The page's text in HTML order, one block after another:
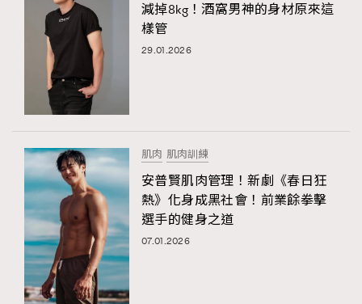
減掉8kg！酒窩男神的身材原來這
樣管
29.01.2026
肌肉 肌肉訓練
安普賢肌肉管理！新劇《春日狂
熱》化身成黑社會！前業餘拳擊
選手的健身之道
07.01.2026